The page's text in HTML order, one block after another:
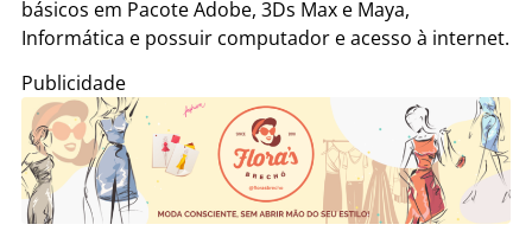
básicos em Pacote Adobe, 3Ds Max e Maya,
Informática e possuir computador e acesso à internet.
Publicidade